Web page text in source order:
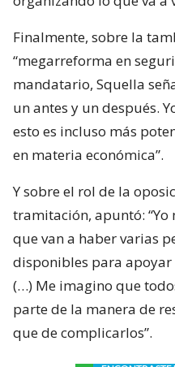
Finalmente, sobre la
“megarreforma en
mandatario, Squella
un antes y un después.
esto es incluso más
en materia económica”.
Y sobre el rol de la
tramitación, apuntó:
que van a haber varias
disponibles para
(…) Me imagino que
parte de la manera de
que de complicarlos”.